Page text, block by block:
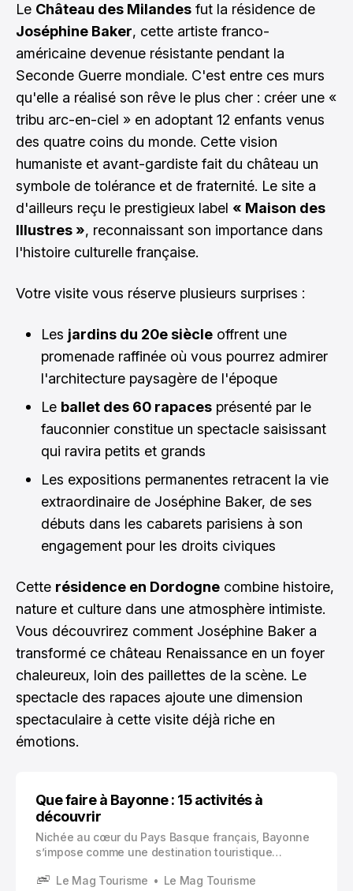
Le Château des Milandes fut la résidence de
Joséphine Baker, cette artiste franco-
américaine devenue résistante pendant la
Seconde Guerre mondiale. C'est entre ces murs
qu'elle a réalisé son rêve le plus cher : créer une «
tribu arc-en-ciel » en adoptant 12 enfants venus
des quatre coins du monde. Cette vision
humaniste et avant-gardiste fait du château un
symbole de tolérance et de fraternité. Le site a
d'ailleurs reçu le prestigieux label « Maison des
Illustres », reconnaissant son importance dans
l'histoire culturelle française.
Votre visite vous réserve plusieurs surprises :
Les jardins du 20e siècle offrent une
promenade raffinée où vous pourrez admirer
l'architecture paysagère de l'époque
Le ballet des 60 rapaces présenté par le
fauconnier constitue un spectacle saisissant
qui ravira petits et grands
Les expositions permanentes retracent la vie
extraordinaire de Joséphine Baker, de ses
débuts dans les cabarets parisiens à son
engagement pour les droits civiques
Cette résidence en Dordogne combine histoire,
nature et culture dans une atmosphère intimiste.
Vous découvrirez comment Joséphine Baker a
transformé ce château Renaissance en un foyer
chaleureux, loin des paillettes de la scène. Le
spectacle des rapaces ajoute une dimension
spectaculaire à cette visite déjà riche en
émotions.
Que faire à Bayonne : 15 activités à
découvrir
Nichée au cœur du Pays Basque français, Bayonne
s’impose comme une destination touristique
l’authenticité du Sud-Ouest.
Le Mag Tourisme Le Mag Tourisme